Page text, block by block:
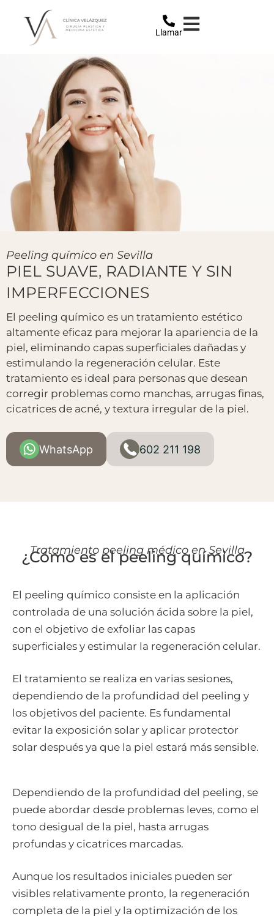
Llamar
Peeling químico en Sevilla
PIEL SUAVE, RADIANTE Y SIN
IMPERFECCIONES
El peeling químico es un tratamiento estético
altamente eficaz para mejorar la apariencia de la
piel, eliminando capas superficiales dañadas y
estimulando la regeneración celular. Este
tratamiento es ideal para personas que desean
corregir problemas como manchas, arrugas finas,
cicatrices de acné, y textura irregular de la piel.
WhatsApp 602 211 198
Tratamiento peeling médico en Sevilla
¿Cómo es el peeling químico?
El peeling químico consiste en la aplicación
controlada de una solución ácida sobre la piel,
con el objetivo de exfoliar las capas
superficiales y estimular la regeneración celular.
El tratamiento se realiza en varias sesiones,
dependiendo de la profundidad del peeling y
los objetivos del paciente. Es fundamental
evitar la exposición solar y aplicar protector
solar después ya que la piel estará más sensible.
Dependiendo de la profundidad del peeling, se
puede abordar desde problemas leves, como el
tono desigual de la piel, hasta arrugas
profundas y cicatrices marcadas.
Aunque los resultados iniciales pueden ser
visibles relativamente pronto, la regeneración
completa de la piel y la optimización de los